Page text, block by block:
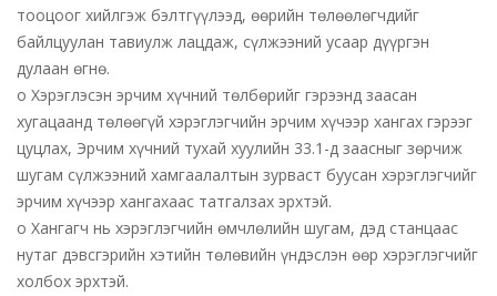
тооцоог хийлгэж бэлтгүүлээд, өөрийн төлөөлөгчдийг
байлцуулан тавиулж лацдаж, сүлжээний усаар дүүргэн
дулаан өгнө.
o Хэрэглэсэн эрчим хүчний төлбөрийг гэрээнд заасан
хугацаанд төлөөгүй хэрэглэгчийн эрчим хүчээр хангах гэрээг
цуцлах, Эрчим хүчний тухай хуулийн 33.1-д заасныг зөрчиж
шугам сүлжээний хамгаалалтын зурваст буусан хэрэглэгчийг
эрчим хүчээр хангахаас татгалзах эрхтэй.
o Хангагч нь хэрэглэгчийн өмчлөлийн шугам, дэд станцаас
нутаг дэвсгэрийн хэтийн төлөвийн үндэслэн өөр хэрэглэгчийг
холбох эрхтэй.